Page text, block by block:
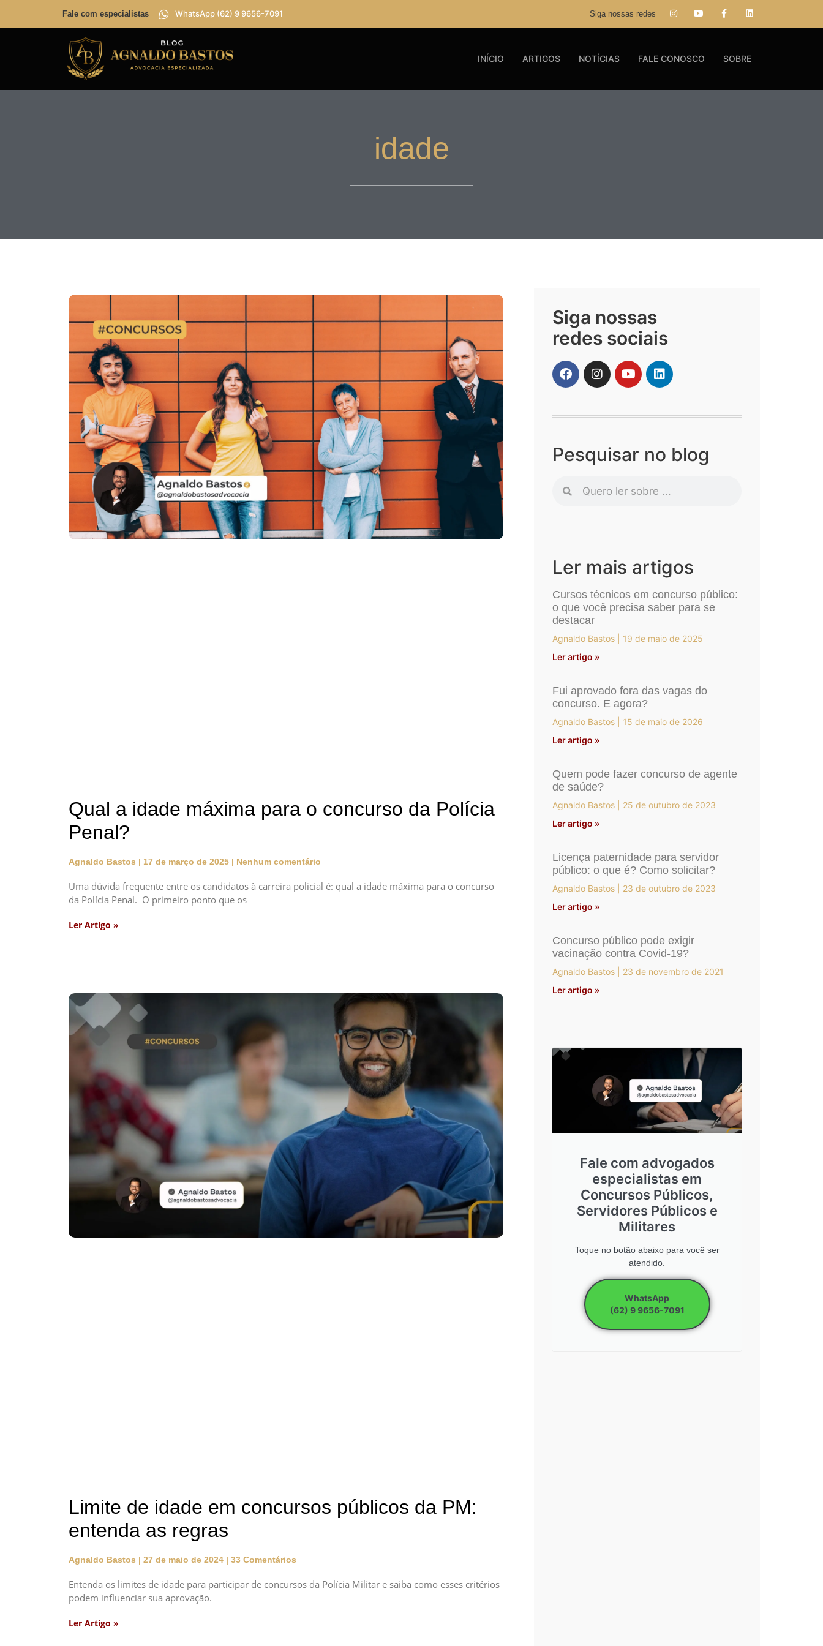
Fale com especialistas WhatsApp (62) 9 9656-7091 Siga nossas redes
INÍCIO ARTIGOS NOTÍCIAS FALE CONOSCO SOBRE
idade
Qual a idade máxima para o concurso da Polícia
Penal?
Agnaldo Bastos 17 de março de 2025 Nenhum comentário
Uma dúvida frequente entre os candidatos à carreira policial é: qual a idade máxima para o concurso
da Polícia Penal. O primeiro ponto que os
Ler Artigo »
Limite de idade em concursos públicos da PM:
entenda as regras
Agnaldo Bastos 27 de maio de 2024 33 Comentários
Entenda os limites de idade para participar de concursos da Polícia Militar e saiba como esses critérios
podem influenciar sua aprovação.
Ler Artigo »
Siga nossas
redes sociais
Pesquisar no blog
Ler mais artigos
Cursos técnicos em concurso público:
o que você precisa saber para se
destacar
Agnaldo Bastos
19 de maio de 2025
Ler artigo »
Fui aprovado fora das vagas do
concurso. E agora?
Agnaldo Bastos
15 de maio de 2026
Ler artigo »
Quem pode fazer concurso de agente
de saúde?
Agnaldo Bastos
25 de outubro de 2023
Ler artigo »
Licença paternidade para servidor
público: o que é? Como solicitar?
Agnaldo Bastos
23 de outubro de 2023
Ler artigo »
Concurso público pode exigir
vacinação contra Covid-19?
Agnaldo Bastos
23 de novembro de 2021
Ler artigo »
Fale com advogados
especialistas em
Concursos Públicos,
Servidores Públicos e
Militares
Toque no botão abaixo para você ser
atendido.
WhatsApp
(62) 9 9656-7091